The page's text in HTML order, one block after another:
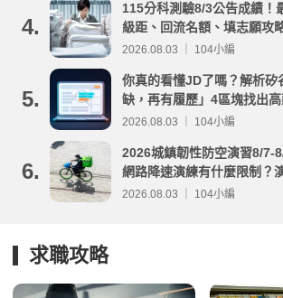
4.
115分科測驗8/3公告成績！
級距、回流名額、填志願攻
分析
2026.08.03 ｜ 104小編
5.
你真的看懂JD了嗎？解析矽
缺，再有履歷」4區塊找出
2026.08.03 ｜ 104小編
6.
2026城鎮韌性防空演習8/7-
網路降速演練有什麼限制？
事項整理
2026.08.03 ｜ 104小編
求職攻略